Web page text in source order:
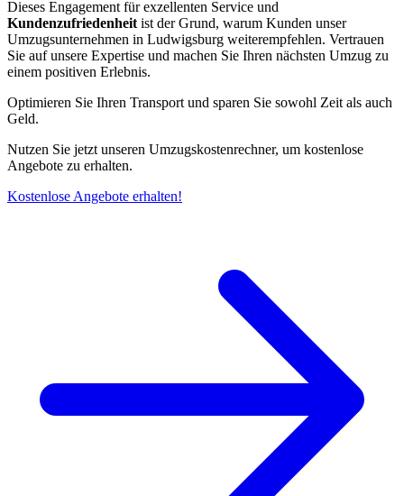
Dieses Engagement für exzellenten Service und
Kundenzufriedenheit ist der Grund, warum Kunden unser
Umzugsunternehmen in Ludwigsburg weiterempfehlen. Vertrauen
Sie auf unsere Expertise und machen Sie Ihren nächsten Umzug zu
einem positiven Erlebnis.
Optimieren Sie Ihren Transport und sparen Sie sowohl Zeit als auch
Geld.
Nutzen Sie jetzt unseren Umzugskostenrechner, um kostenlose
Angebote zu erhalten.
Kostenlose Angebote erhalten!